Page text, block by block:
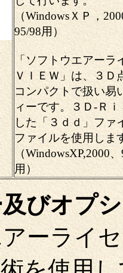
（WindowsＸＰ，
95/98用）
「ソフトウエアー
ＶＩＥＷ」は、３Ｄ
コンパクトで扱い易
ィーです。３Ｄ-Ｒ
した「３ｄｄ」ファ
ファイルを使用しま
（WindowsXP,2000
用）
びオプ
アーライ